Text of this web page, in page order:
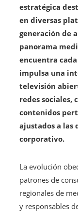
estratégica
en diversas
generación de
panorama
encuentra cada
impulsa una
televisión
redes sociales,
contenidos
ajustados a las
corporativo.
La evolución
patrones de
regionales de
y responsables